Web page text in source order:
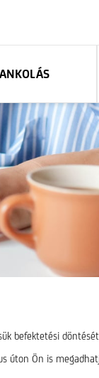
befektetési
úton Ön is